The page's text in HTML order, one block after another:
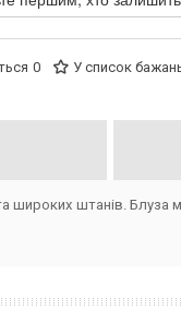
0 У список
широких штанів. Блуза